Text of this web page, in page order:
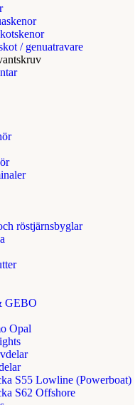
/ genuatravare
röstjärnsbyglar
GEBO
Opal
S55 Lowline (Powerboat)
S62 Offshore